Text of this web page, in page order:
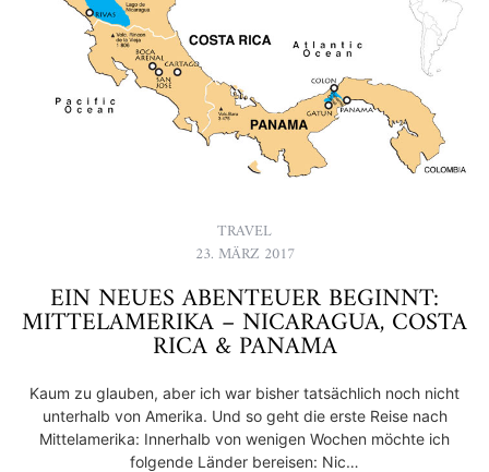
TRAVEL
23. MÄRZ 2017
EIN NEUES ABENTEUER BEGINNT:
MITTELAMERIKA – NICARAGUA, COSTA
RICA & PANAMA
Kaum zu glauben, aber ich war bisher tatsächlich noch nicht
unterhalb von Amerika. Und so geht die erste Reise nach
Mittelamerika: Innerhalb von wenigen Wochen möchte ich
folgende Länder bereisen: Nic…